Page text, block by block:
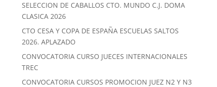
SELECCION DE CABALLOS CTO. MUNDO C.J. DOMA
CLASICA 2026
CTO CESA Y COPA DE ESPAÑA ESCUELAS SALTOS
2026. APLAZADO
CONVOCATORIA CURSO JUECES INTERNACIONALES
TREC
CONVOCATORIA CURSOS PROMOCION JUEZ N2 Y N3